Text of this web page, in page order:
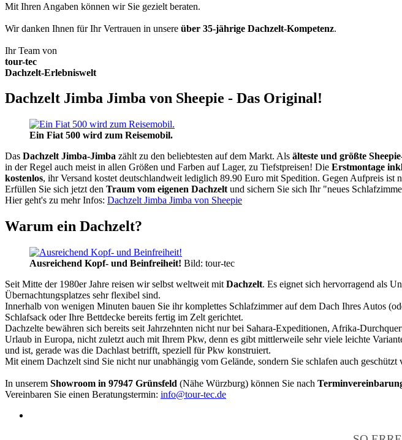
Mit Ihren Angaben können wir Sie gezielt beraten.
Wir danken Ihnen für Ihr Vertrauen in unsere über 35-jährige Dachzelt-Kompetenz.
Ihr Team von
tour-tec
Dachzelt-Erlebniswelt
Dachzelt Jimba Jimba von Sheepie - Das Original!
Ein Fiat 500 wird zum Reisemobil.
Das Dachzelt Jimba-Jimba zählt zu den beliebtesten auf dem Markt. Als älteste und größte
in der Regel auch meist in allen Größen und Farben auf Lager, zu Tiefstpreisen! Die Erstmontage
kostenlos, ihr Versand kostet deutschlandweit lediglich 89.90 Euro mit Spedition. Gegen Aufpreis ist
Erfüllen Sie sich jetzt den Traum vom eigenen Dachzelt und sichern Sie sich Ihr "neues
Hier geht's zu mehr Infos: Dachzelt Jimba Jimba von Sheepie
Warum ein Dachzelt?
Ausreichend Kopf- und Beinfreiheit! Bild: tour-tec
Seit Mitte der 1980er Jahre reisen wir selbst weltweit mit Dachzelt. Es eignet sich hervorragend als
Übernachtungsplatzes sehr flexibel sind.
Innerhalb von wenigen Minuten bauen Sie ihr komplettes Schlafzimmer auf dem Dach Ihres Autos
Schlafsack oder Ihre Bettdecke bereits fertig im Zelt gerichtet.
Dachzelte bewähren sich bereits seit Jahrzehnten nicht nur bei Sahara-Expeditionen, Afrika-
Urlaub in Europa, nicht zuletzt auch mit Ihrem Pkw, denn es gibt mittlerweile sehr viele leichte
und ist, gerade was die Dachlast betrifft, speziell für Pkw konstruiert.
Mit einem Dachzelt sind Sie nicht nur unabhängig vom Gelände, sondern Sie schlafen auch
In unserem Showroom in 97947 Grünsfeld (Nähe Würzburg) können Sie nach
Vereinbaren Sie einen Beratungstermin: info@tour-tec.de